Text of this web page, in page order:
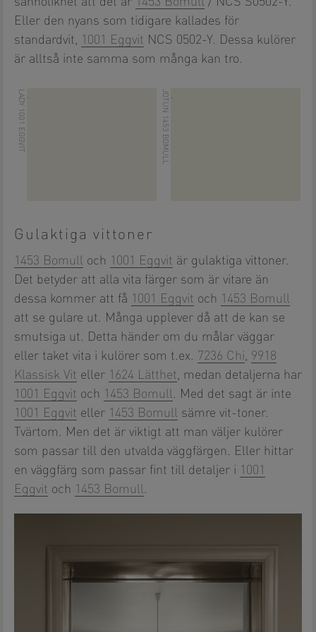
Eller den nyans som tidigare kallades för
standardvit, 1001 Eggvit NCS 0502-Y. Dessa kulörer
är alltså inte samma som många kan tro.
LADY 1001 EGGVIT . JOTUN 1453 BOMULL .
Gulaktiga vittoner
1453 Bomull och 1001 Eggvit är gulaktiga vittoner.
Det betyder att alla vita färger som är vitare än
dessa kommer att få 1001 Eggvit och 1453 Bomull
att se gulare ut. Många upplever då att de kan se
smutsiga ut. Detta händer om du målar väggar
eller taket vita i kulörer som t.ex. 7236 Chi, 9918
Klassisk Vit eller 1624 Lätthet, medan detaljerna har
1001 Eggvit och 1453 Bomull. Med det sagt är inte
1001 Eggvit eller 1453 Bomull sämre vit-toner.
Tvärtom. Men det är viktigt att man väljer kulörer
som passar till den utvalda väggfärgen. Eller hittar
en väggfärg som passar fint till detaljer i 1001
Eggvit och 1453 Bomull.